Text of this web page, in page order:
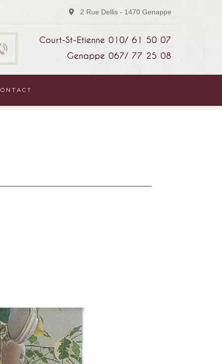
2 Rue Dellis - 1470 Genappe
Court-St-Etienne 010/ 61 50 07
Genappe 067/ 77 25 08